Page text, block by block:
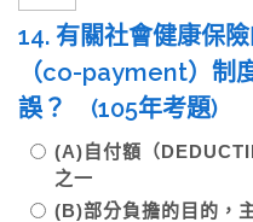
14. 有關社會健康保
（co-payment）制
誤？ (105年考題)
(A)自付額（
之一
(B)部分負擔的目的，